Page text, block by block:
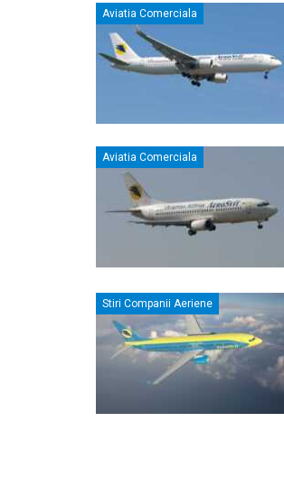
Aviatia Comerciala
Aviatia Comerciala
Stiri Companii Aeriene